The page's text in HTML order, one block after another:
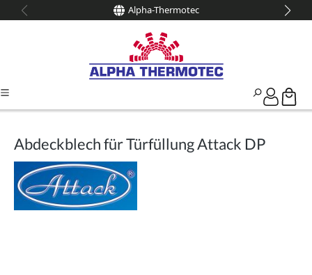
springen Alpha-Thermotec
Abdeckblech für Türfüllung Attack DP